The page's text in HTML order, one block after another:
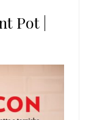
Pot |